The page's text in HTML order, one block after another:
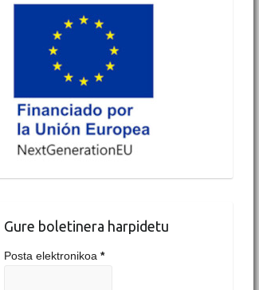
Gure boletinera harpidetu
Posta elektronikoa *